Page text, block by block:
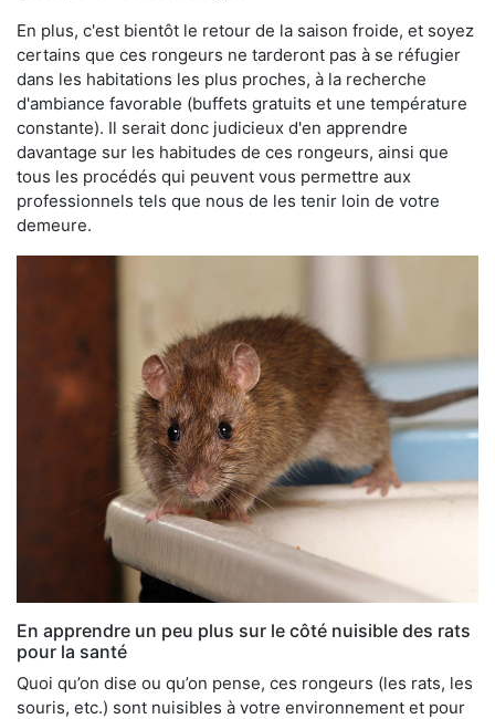
En plus, c'est bientôt le retour de la saison froide, et soyez
certains que ces rongeurs ne tarderont pas à se réfugier
dans les habitations les plus proches, à la recherche
d'ambiance favorable (buffets gratuits et une température
constante). Il serait donc judicieux d'en apprendre
davantage sur les habitudes de ces rongeurs, ainsi que
tous les procédés qui peuvent vous permettre aux
professionnels tels que nous de les tenir loin de votre
demeure.
En apprendre un peu plus sur le côté nuisible des rats
pour la santé
Quoi qu’on dise ou qu’on pense, ces rongeurs (les rats, les
souris, etc.) sont nuisibles à votre environnement et pour